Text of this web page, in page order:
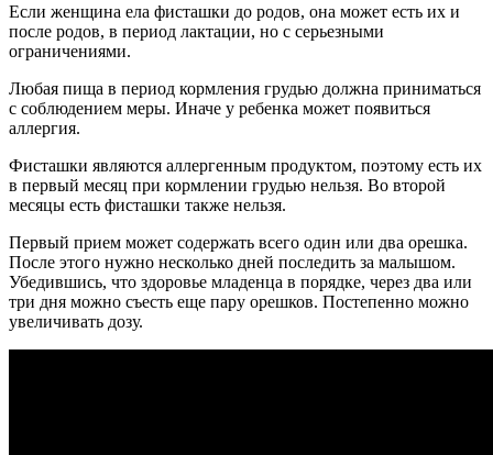
Если женщина ела фисташки до родов, она может есть их и
после родов, в период лактации, но с серьезными
ограничениями.
Любая пища в период кормления грудью должна приниматься
с соблюдением меры. Иначе у ребенка может появиться
аллергия.
Фисташки являются аллергенным продуктом, поэтому есть их
в первый месяц при кормлении грудью нельзя. Во второй
месяцы есть фисташки также нельзя.
Первый прием может содержать всего один или два орешка.
После этого нужно несколько дней последить за малышом.
Убедившись, что здоровье младенца в порядке, через два или
три дня можно съесть еще пару орешков. Постепенно можно
увеличивать дозу.